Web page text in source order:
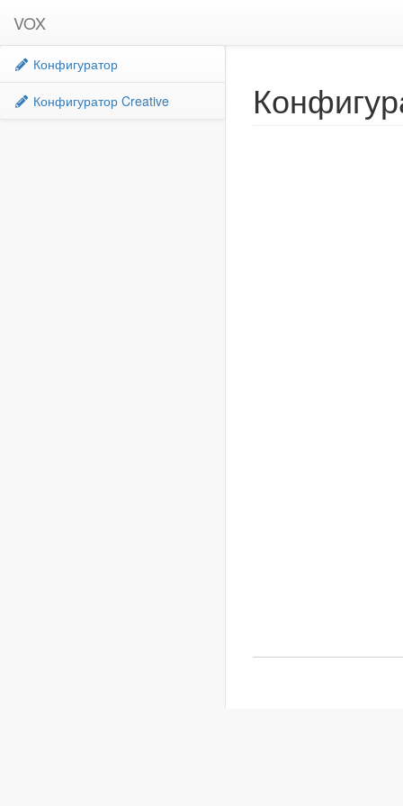
VOX
Конфигуратор
Конфигуратор Creative